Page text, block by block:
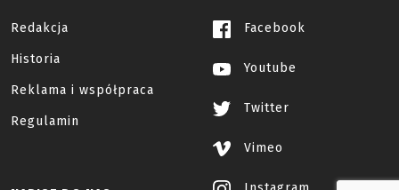
Redakcja
Historia
Reklama i współpraca
Regulamin
Facebook
Youtube
Twitter
Vimeo